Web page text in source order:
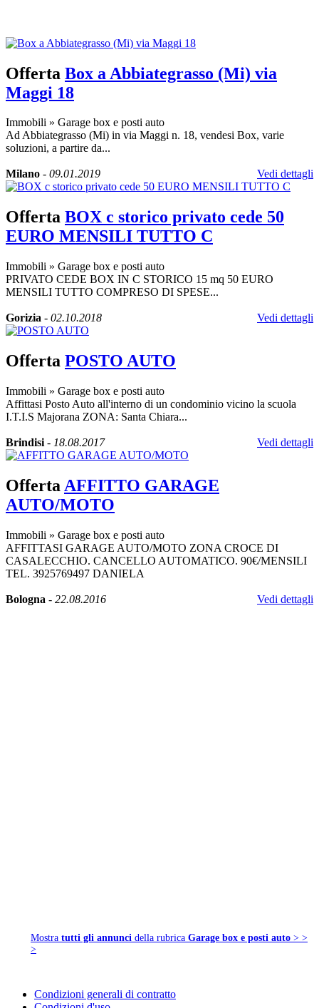
Offerta Box a Abbiategrasso (Mi) via
Maggi 18
Immobili » Garage box e posti auto
Ad Abbiategrasso (Mi) in via Maggi n. 18, vendesi Box, varie
soluzioni, a partire da...
Milano - 09.01.2019 Vedi dettagli
Offerta BOX c storico privato cede 50
EURO MENSILI TUTTO C
Immobili » Garage box e posti auto
PRIVATO CEDE BOX IN C STORICO 15 mq 50 EURO
MENSILI TUTTO COMPRESO DI SPESE...
Gorizia - 02.10.2018 Vedi dettagli
Offerta POSTO AUTO
Immobili » Garage box e posti auto
Affittasi Posto Auto all'interno di un condominio vicino la scuola
I.T.I.S Majorana ZONA: Santa Chiara...
Brindisi - 18.08.2017 Vedi dettagli
Offerta AFFITTO GARAGE
AUTO/MOTO
Immobili » Garage box e posti auto
AFFITTASI GARAGE AUTO/MOTO ZONA CROCE DI
CASALECCHIO. CANCELLO AUTOMATICO. 90€/MENSILI
TEL. 3925769497 DANIELA
Bologna - 22.08.2016 Vedi dettagli
Mostra tutti gli annunci della rubrica Garage box e posti auto > >
>
Condizioni generali di contratto